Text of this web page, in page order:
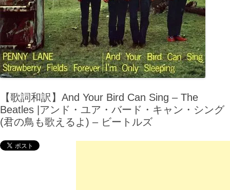
【歌詞和訳】And Your Bird Can Sing – The
Beatles |アンド・ユア・バード・キャン・シング
(君の鳥も歌えるよ) – ビートルズ